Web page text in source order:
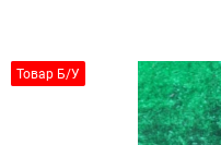
Товар Б/У